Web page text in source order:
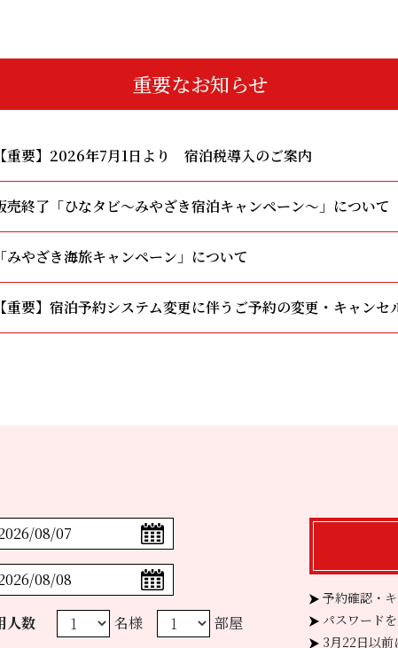
重要なお知らせ
【重要】2026年7月1日より 宿泊税導入のご案内
売終了「ひなタビ～みやざき宿泊キャンペーン～」について
「みやざき海旅キャンペーン」について
【重要】宿泊予約システム変更に伴うご予約の変更・キャンセ
人数 名様 部屋
予約確認・
パスワード
3月22日以前